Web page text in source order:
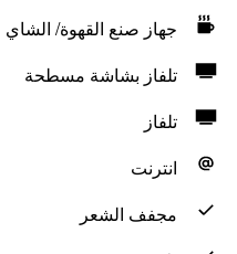
جهاز صنع القهوة/ الشاي
تلفاز بشاشة مسطحة
تلفاز
انترنت
مجفف الشعر